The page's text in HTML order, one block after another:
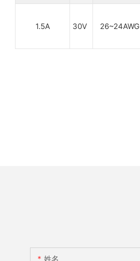
1.5A 30V 26~24AWG
姓名